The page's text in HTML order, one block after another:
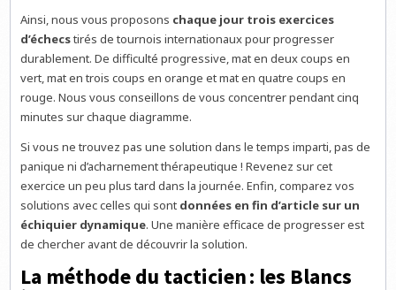
Ainsi, nous vous proposons chaque jour trois exercices
d’échecstirés de tournois internationaux pour progresser
durablement. De difficulté progressive, mat en deux coups en
vert, mat en trois coups en orange et mat en quatre coups en
rouge. Nous vous conseillons de vous concentrer pendant cinq
minutes sur chaque diagramme.
Si vous ne trouvez pas une solution dans le temps imparti, pas de
panique ni d’acharnement thérapeutique ! Revenez sur cet
exercice un peu plus tard dans la journée. Enfin, comparez vos
solutions avec celles qui sont données en fin d’article sur un
échiquier dynamique. Une manière efficace de progresser est
de chercher avant de découvrir la solution.
La méthode du tacticien : les Blancs